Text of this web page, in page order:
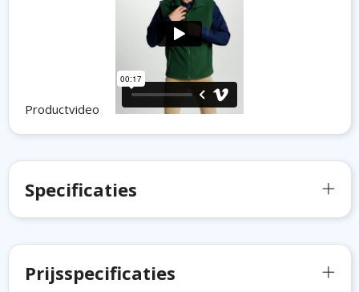
Productvideo
Specificaties
Prijsspecificaties